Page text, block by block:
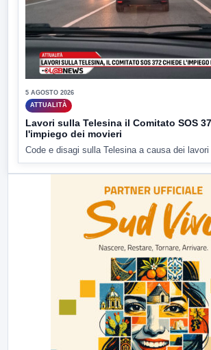
5 AGOSTO 2026
ATTUALITÀ
Lavori sulla Telesina il Comitato SOS
l'impiego dei movieri
Code e disagi sulla Telesina a causa dei lavori